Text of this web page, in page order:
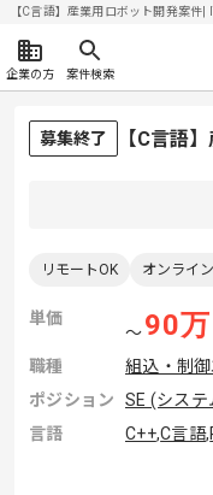
【C言語】産業用ロボット開発案
企業の方 案件検索
募集終了 【C言語
リモートOK オンライ
単価
〜90万
職種
組込・制
ポジション
SE (シス
言語
C++,C言語,